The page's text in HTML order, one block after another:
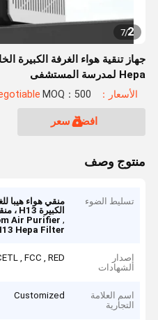
2
/
7
Hepa لمدرسة المستشفى
الأسعار：negotiable MOQ：500 قطعة
افضل سعر
منتوج وصف
تسليط الضوء
منقي هواء هيبا
الكبيرة H13 ، منقي هواء مع فلتر H13 هيبا
,
Air Purifier
Hepa Filter
إصدار
الشهادات
, FCC , RED
اسم العلامة
التجارية
Customized